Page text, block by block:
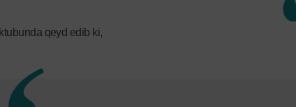
qeyd edib ki,